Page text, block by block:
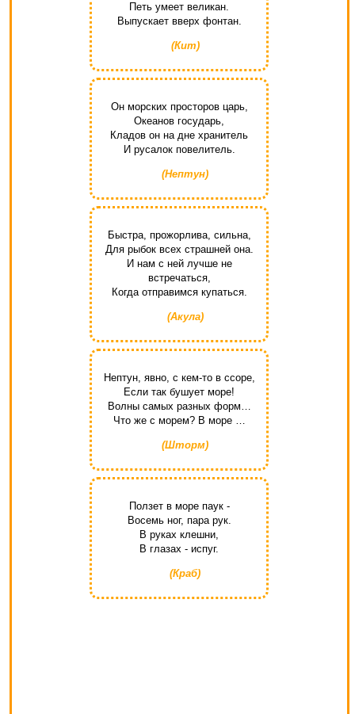
Петь умеет великан.
Выпускает вверх фонтан.
(Кит)
Он морских просторов царь,
Океанов государь,
Кладов он на дне хранитель
И русалок повелитель.
(Нептун)
Быстра, прожорлива, сильна,
Для рыбок всех страшней она.
И нам с ней лучше не
встречаться,
Когда отправимся купаться.
(Акула)
Нептун, явно, с кем-то в ссоре,
Если так бушует море!
Волны самых разных форм…
Что же с морем? В море …
(Шторм)
Ползет в море паук -
Восемь ног, пара рук.
В руках клешни,
В глазах - испуг.
(Краб)